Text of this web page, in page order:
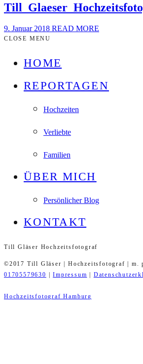
9. Januar 2018 READ MORE
CLOSE MENU
HOME
REPORTAGEN
Hochzeiten
Verliebte
Familien
ÜBER MICH
Persönlicher Blog
KONTAKT
Till Gläser Hochzeitsfotograf
©2017 Till Gläser | Hochzeitsfotograf | m.
01705579630
|Impressum
Hochzeitsfotograf Hamburg